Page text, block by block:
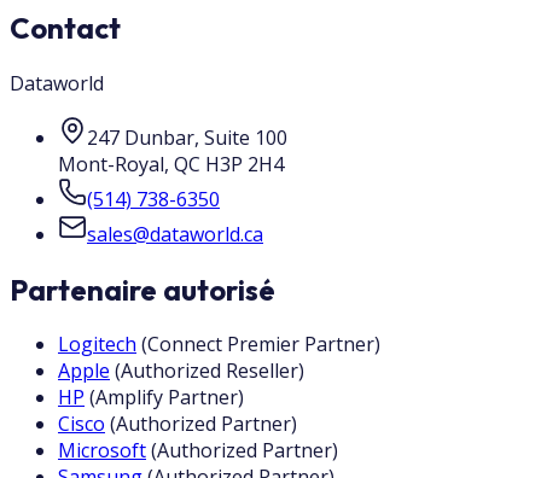
Contact
Dataworld
247 Dunbar, Suite 100
Mont-Royal, QC H3P 2H4
(514) 738-6350
sales@dataworld.ca
Partenaire autorisé
Logitech (Connect Premier Partner)
Apple (Authorized Reseller)
HP (Amplify Partner)
Cisco (Authorized Partner)
Microsoft(Authorized Partner)